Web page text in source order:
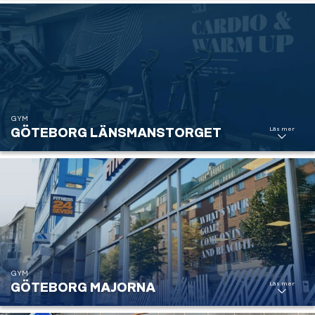
GYM
GÖTEBORG LÄNSMANSTORGET Läs mer
Göteborg
Länsmanstorget
GYM
GÖTEBORG MAJORNA Läs mer
Göteborg
Majorna